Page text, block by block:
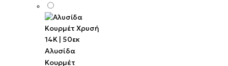
Αλυσίδα
Κουρμέτ